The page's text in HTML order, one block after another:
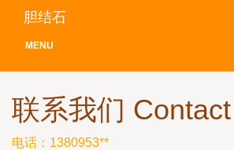
胆结石
MENU
联系我们 Contact
电话：1380953**